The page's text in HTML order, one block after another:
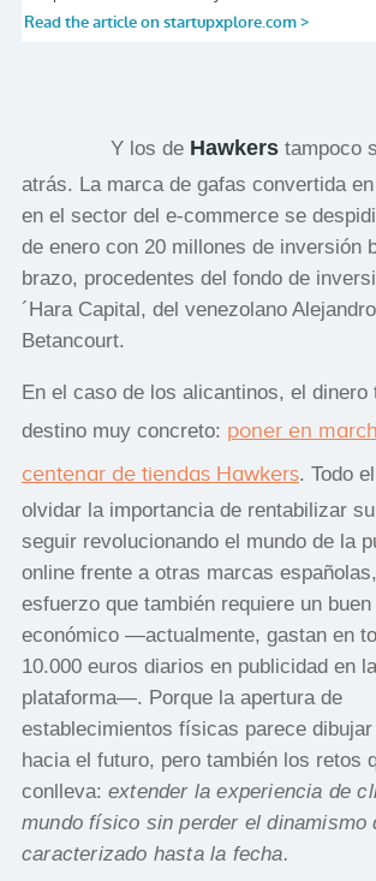
Y los de Hawkers tampoco
atrás. La marca de gafas convertida
en el sector del e-commerce se
de enero con 20 millones de inversión
brazo, procedentes del fondo de
´Hara Capital, del venezolano Alejandro
Betancourt.
En el caso de los alicantinos, el dinero
destino muy concreto: poner en
centenar de tiendas Hawkers. Todo
olvidar la importancia de rentabilizar
seguir revolucionando el mundo de la
online frente a otras marcas
esfuerzo que también requiere un
económico —actualmente, gastan en
10.000 euros diarios en publicidad en la
plataforma—. Porque la apertura de
establecimientos físicas parece
hacia el futuro, pero también los retos
conlleva: extender la experiencia de
mundo físico sin perder el dinamismo
caracterizado hasta la fecha.